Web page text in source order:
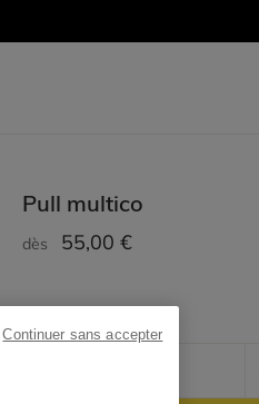
Pull multico
dès 55,00 €
Continuer sans accepter